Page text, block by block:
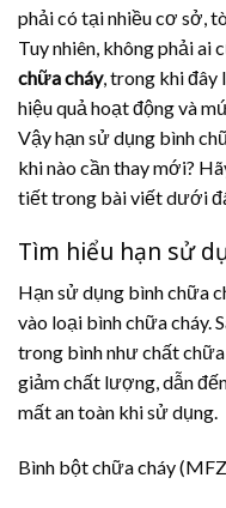
phải có tại nhiều cơ sở,
Tuy nhiên, không phải ai
chữa cháy, trong khi đây
hiệu quả hoạt động và
Vậy hạn sử dụng bình
khi nào cần thay mới?
tiết trong bài viết dưới
Tìm hiểu hạn sử
Hạn sử dụng bình chữa
vào loại bình chữa cháy.
trong bình như chất
giảm chất lượng, dẫn
mất an toàn khi sử dụng.
Bình bột chữa cháy